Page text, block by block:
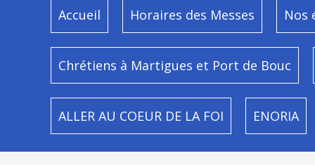
Accueil Horaires des Messes Nos
Chrétiens à Martigues et Port de Bouc
ALLER AU COEUR DE LA FOI ENORIA